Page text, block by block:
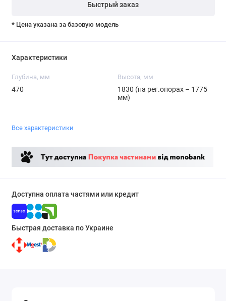
Быстрый заказ
* Цена указана за базовую модель
Характеристики
Глубина, мм
470
Высота, мм
1830 (на рег.опорах – 1775
мм)
Все характеристики
Доступна оплата частями или кредит
Быстрая доставка по Украине